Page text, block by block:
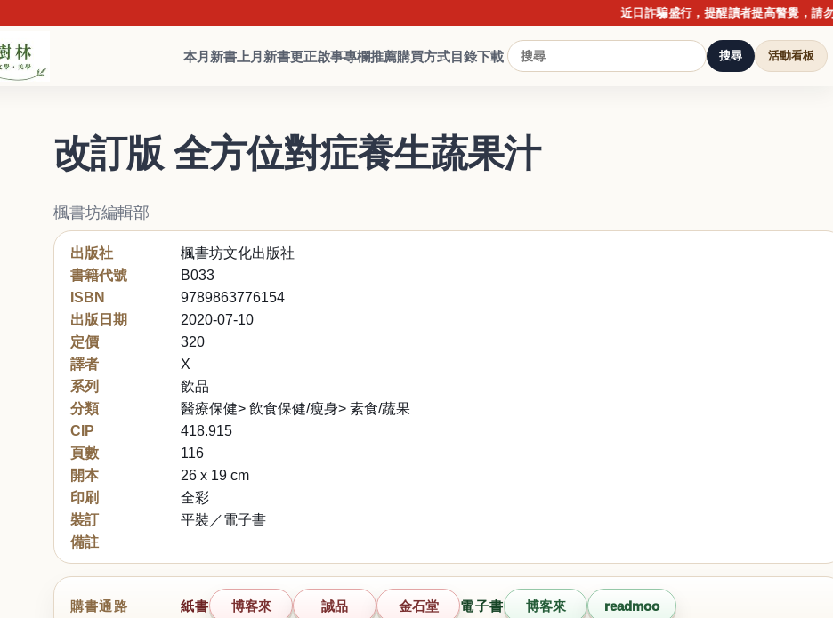
近日詐騙盛行，提醒讀者提高警覺，請勿點擊
本月新書 上月新書更正啟事專欄推薦購買方式目錄下載 搜尋 活動看板
改訂版 全方位對症養生蔬果汁
楓書坊編輯部
出版社
楓書坊文化出版社
書籍代號
B033
ISBN
9789863776154
出版日期
2020-07-10
定價
320
譯者
X
系列
飲品
分類
醫療保健> 飲食保健/瘦身> 素食/蔬果
CIP
418.915
頁數
116
開本
26 x 19 cm
印刷
全彩
裝訂
平裝／電子書
備註
購書通路 紙書 博客來 誠品 金石堂 電子書 博客來 readmoo